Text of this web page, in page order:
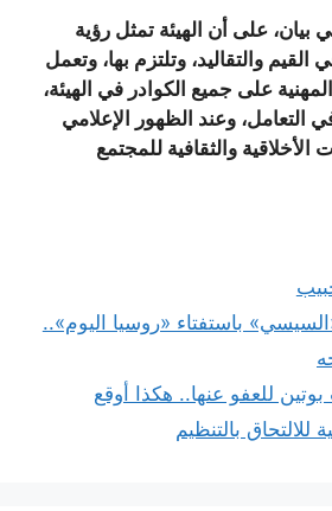
على أن الهيئة تمثل رؤية
والتقاليد، وتلتزم بها، وتعمل
على جميع الكوادر في الهيئة،
التعامل، وعند الظهور الإعلامي
الأخلاقية والثقافية للمجتمع
باستفتاء «روسيا اليوم»..
للعفو عنها.. هكذا أوقع
بالتنظيم